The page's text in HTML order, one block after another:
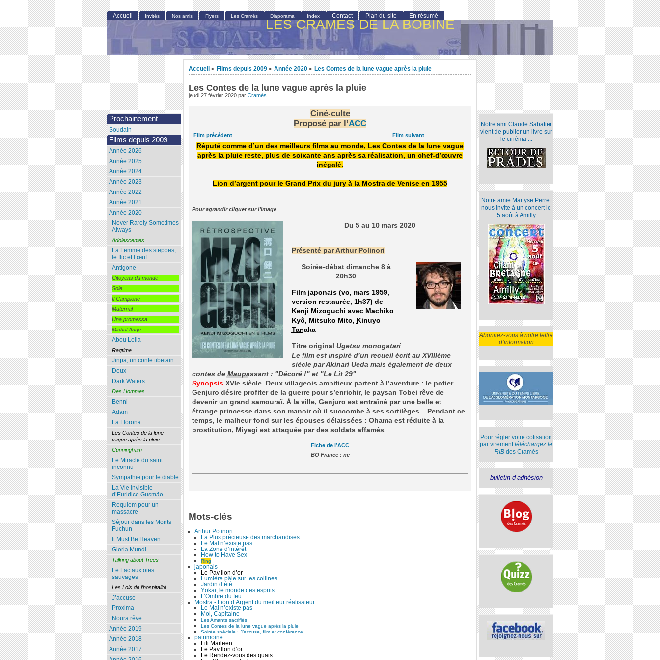
LES CRAMÉS DE LA BOBINE
Accueil > Films depuis 2009 > Année 2020 > Les Contes de la lune vague après la pluie
Les Contes de la lune vague après la pluie
jeudi 27 février 2020 par Cramés
Ciné-culte
Proposé par l’ACC
Film précédent Film suivant
Réputé comme d’un des meilleurs films au monde, Les Contes de la lune vague
après la pluie reste, plus de soixante ans après sa réalisation, un chef-d’œuvre
inégalé.
Lion d’argent pour le Grand Prix du jury à la Mostra de Venise en 1955
Pour agrandir cliquer sur l’image
Du 5 au 10 mars 2020
Présenté par Arthur Polinori
Soirée-débat dimanche 8 à
20h30
Film japonais (vo, mars 1959,
version restaurée, 1h37) de
Kenji Mizoguchi avec Machiko
Kyô, Mitsuko Mito, Kinuyo
Tanaka
Titre original Ugetsu monogatari
Le film est inspiré d’un recueil écrit au XVIIIème
siècle par Akinari Ueda mais également de deux
contes deMaupassant: "Décoré !" et "Le Lit 29"
SynopsisXVIe siècle. Deux villageois ambitieux partent à l’aventure : le potier
Genjuro désire profiter de la guerre pour s’enrichir, le paysan Tobei rêve de
devenir un grand samouraï. À la ville, Genjuro est entraîné par une belle et
étrange princesse dans son manoir où il succombe à ses sortilèges... Pendant ce
temps, le malheur fond sur les épouses délaissées : Ohama est réduite à la
prostitution, Miyagi est attaquée par des soldats affamés.
Fiche de l’ACC
BO France : nc
Mots-clés
Arthur Polinori
La Plus précieuse des marchandises
Le Mal n’existe pas
La Zone d’intérêt
How to Have Sex
Ring
japonais
Le Pavillon d’or
Lumière pâle sur les collines
Jardin d’été
Yōkai, le monde des esprits
L’Ombre du feu
Mostra - Lion d’Argent du meilleur réalisateur
Le Mal n’existe pas
Moi, Capitaine
Les Amants sacrifiés
Les Contes de la lune vague après la pluie
Soirée spéciale : J’accuse, film et conférence
patrimoine
Lili Marleen
Le Pavillon d’or
Le Rendez-vous des quais
Notre ami Claude Sabatier
vient de publier un livre sur
le cinéma ...
Notre amie Marlyse Perret
nous invite à un concert le
5 août à Amilly
Abonnez-vous à notre lettre
d’information
Pour régler votre cotisation
par virementtéléchargez le
RIBdes Cramés
bulletin d’adhésion
Accueil Invités Nos amis Flyers Les Cramés Diaporama Index Contact Plan du site En résumé
Prochainement
Soudain
Films depuis 2009
Année 2026
Année 2025
Année 2024
Année 2023
Année 2022
Année 2021
Année 2020
Never Rarely Sometimes
Always
Adolescentes
La Femme des steppes,
le flic et l’œuf
Antigone
Citoyens du monde
Sole
Il Campione
Maternal
Una promessa
Michel Ange
Abou Leila
Ragtime
Jinpa, un conte tibétain
Deux
Dark Waters
Des Hommes
Benni
Adam
La Llorona
Les Contes de la lune
vague après la pluie
Cunningham
Le Miracle du saint
inconnu
Sympathie pour le diable
La Vie invisible
d’Euridice Gusmão
Requiem pour un
massacre
Séjour dans les Monts
Fuchun
It Must Be Heaven
Gloria Mundi
Talking about Trees
Le Lac aux oies
sauvages
Les Lois de l’hospitalité
J’accuse
Proxima
Noura rêve
Année 2019
Année 2018
Année 2017